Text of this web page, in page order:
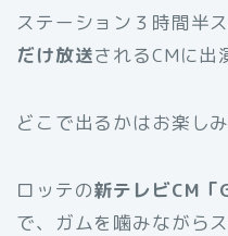
ステーション３時間半
だけ放送されるCMに出
どこで出るかはお楽しみ
ロッテの新テレビCM「
で、ガムを噛みながら